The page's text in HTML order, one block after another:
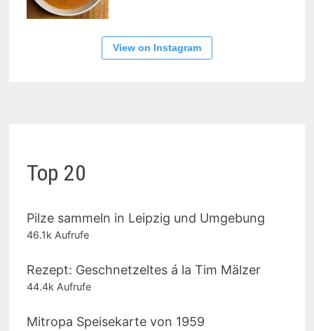
View on Instagram
Top 20
Pilze sammeln in Leipzig und Umgebung
46.1k Aufrufe
Rezept: Geschnetzeltes á la Tim Mälzer
44.4k Aufrufe
Mitropa Speisekarte von 1959